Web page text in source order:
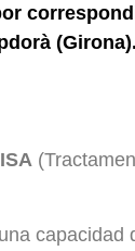
(Girona).
capacidad